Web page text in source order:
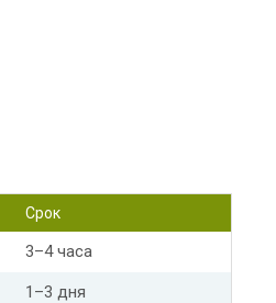
Срок
3–4 часа
1–3 дня